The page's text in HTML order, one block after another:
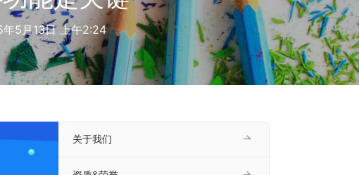
5月13日 上午2:24
关于我们